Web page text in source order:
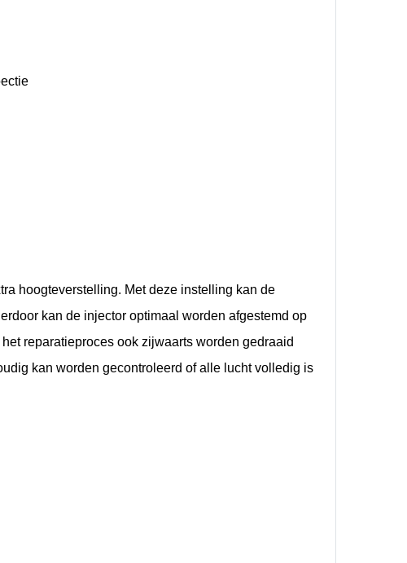
hoogteverstelling. Met deze instelling kan de
kan de injector optimaal worden afgestemd op
reparatieproces ook zijwaarts worden gedraaid
kan worden gecontroleerd of alle lucht volledig is